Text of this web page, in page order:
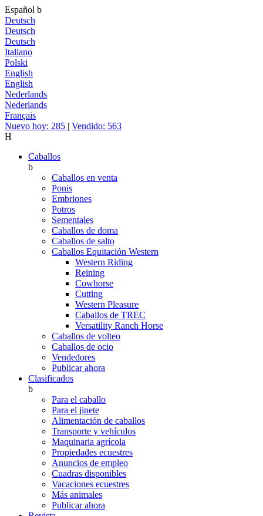
Español b
Deutsch
Deutsch
Deutsch
Italiano
Polski
English
English
Nederlands
Nederlands
Français
Nuevo hoy: 285 | Vendido: 563
H
Caballos
b
Caballos en venta
Ponis
Embriones
Potros
Sementales
Caballos de doma
Caballos de salto
Caballos Equitación Western
Western Riding
Reining
Cowhorse
Cutting
Western Pleasure
Caballos de TREC
Versatility Ranch Horse
Caballos de volteo
Caballos de ocio
Vendedores
Publicar ahora
Clasificados
b
Para el caballo
Para el jinete
Alimentación de caballos
Transporte y vehículos
Maquinaria agrícola
Propiedades ecuestres
Anuncios de empleo
Cuadras disponibles
Vacaciones ecuestres
Más animales
Publicar ahora